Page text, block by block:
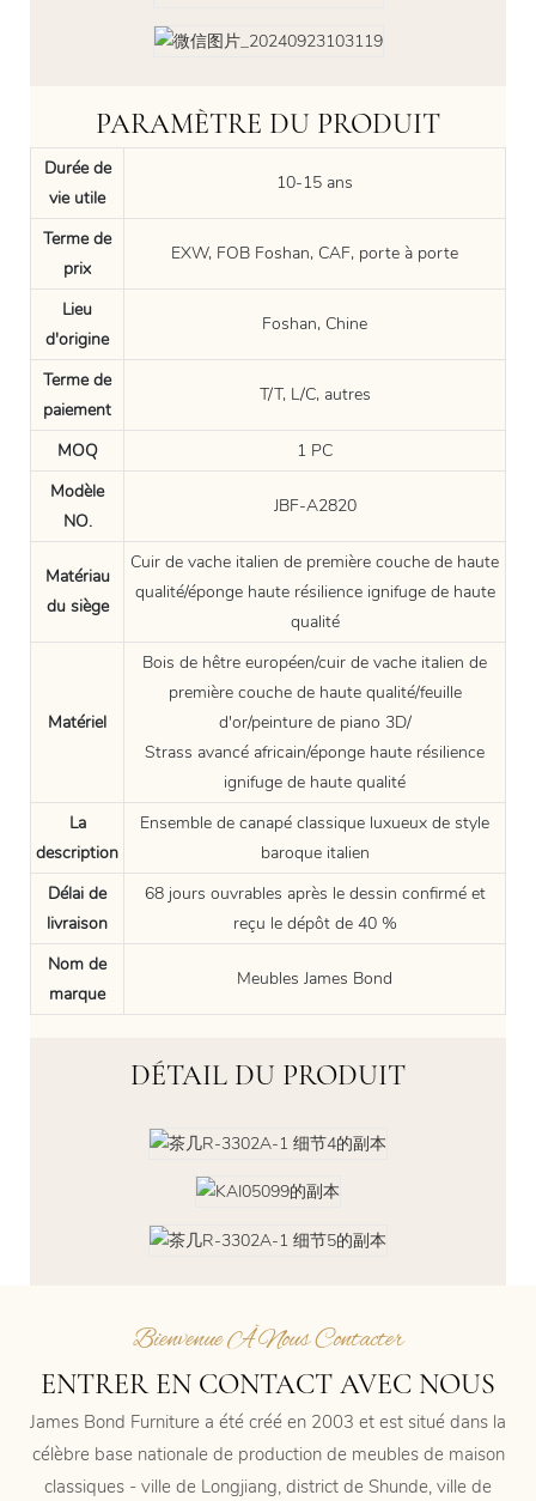
PARAMÈTRE DU PRODUIT
Durée de
vie utile
10-15 ans
Terme de
prix
EXW, FOB Foshan, CAF, porte à porte
Lieu
d'origine
Foshan, Chine
Terme de
paiement
T/T, L/C, autres
MOQ
1 PC
Modèle
NO.
JBF-A2820
Matériau
du siège
Cuir de vache italien de première couche de haute
qualité/éponge haute résilience ignifuge de haute
qualité
Matériel
Bois de hêtre européen/cuir de vache italien de
première couche de haute qualité/feuille
d'or/peinture de piano 3D/
Strass avancé africain/éponge haute résilience
ignifuge de haute qualité
La
description
Ensemble de canapé classique luxueux de style
baroque italien
Délai de
livraison
68 jours ouvrables après le dessin confirmé et
reçu le dépôt de 40 %
Nom de
marque
Meubles James Bond
DÉTAIL DU PRODUIT
Bienvenue À Nous Contacter
ENTRER EN CONTACT AVEC NOUS
James Bond Furniture a été créé en 2003 et est situé dans la
célèbre base nationale de production de meubles de maison
classiques - ville de Longjiang, district de Shunde, ville de